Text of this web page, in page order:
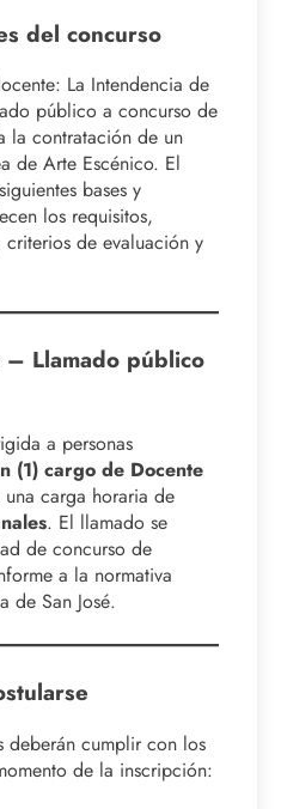
del concurso
La Intendencia de
público a concurso de
la contratación de un
de Arte Escénico. El
bases y
los requisitos,
de evaluación y
– Llamado público
a personas
(1) cargo de Docente
carga horaria de
. El llamado se
de concurso de
a la normativa
de San José.
deberán cumplir con los
de la inscripción: